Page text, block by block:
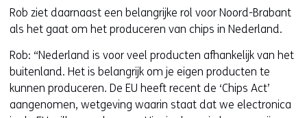
w
v
n
s
t
e
Rob ziet daarnaast een belangrijke rol voor Noord-Brabant
als het gaat om het produceren van chips in Nederland.
Rob: “Nederland is voor veel producten afhankelijk van het
buitenland. Het is belangrijk om je eigen producten te
kunnen produceren. De EU heeft recent de ‘Chips Act’
aangenomen, wetgeving waarin staat dat we electronica